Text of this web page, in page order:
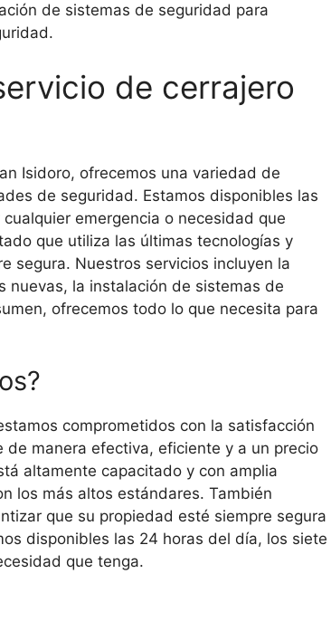
de sistemas de seguridad para
de cerrajero
Isidoro, ofrecemos una variedad de
de seguridad. Estamos disponibles las
emergencia o necesidad que
que utiliza las últimas tecnologías y
segura. Nuestros servicios incluyen la
nuevas, la instalación de sistemas de
ofrecemos todo lo que necesita para
comprometidos con la satisfacción
manera efectiva, eficiente y a un precio
altamente capacitado y con amplia
los más altos estándares. También
que su propiedad esté siempre segura
disponibles las 24 horas del día, los siete
que tenga.